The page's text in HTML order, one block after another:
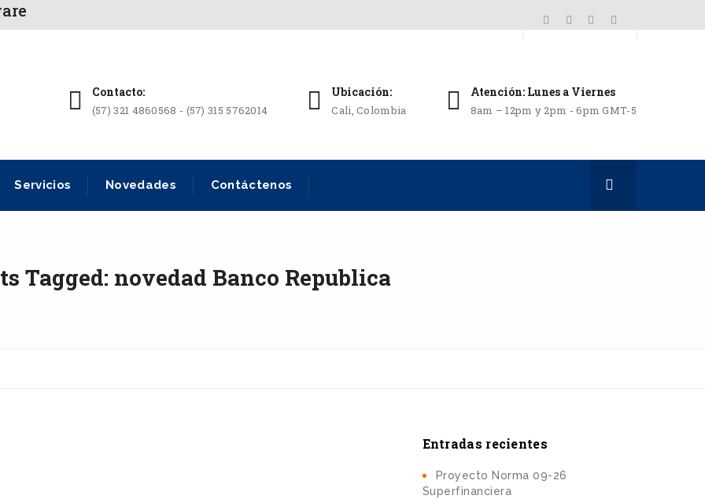
Contacto:
(57) 321 4860568 - (57) 315 5762014
Ubicación:
Cali, Colombia
Atención: Lunes a Viernes
8am – 12pm y 2pm - 6pm GMT-5
Servicios Novedades Contáctenos
Tagged: novedad Banco Republica
Entradas recientes
Proyecto Norma 09-26
Superfinanciera